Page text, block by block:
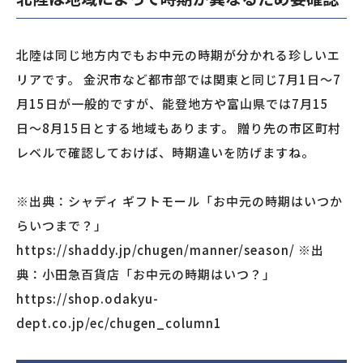
北陸は同じ地方内でもお中元の時期が分かれる珍しいエ
リアです。 金沢市など都市部では関東と同じ7月1日〜7
月15日が一般的ですが、能登地方や富山県では7月15
日〜8月15日とする地域もあります。 贈り先の市区町村
レベルで確認しておけば、時期違いを防げますね。
※出典：シャディ ギフトモール「お中元の時期はいつか
らいつまで？」
https://shaddy.jp/chugen/manner/season/ ※出
典：小田急百貨店「お中元の時期はいつ？」
https://shop.odakyu-
dept.co.jp/ec/chugen_column1